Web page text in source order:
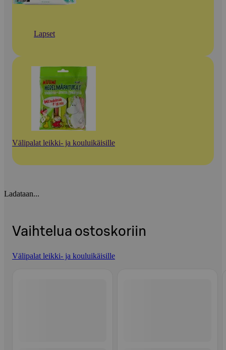
Lapset
Välipalat leikki- ja kouluikäisille
Ladataan...
Vaihtelua ostoskoriin
Välipalat leikki- ja kouluikäisille